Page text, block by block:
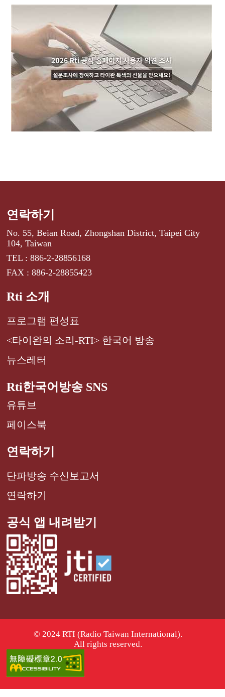
연락하기
No. 55, Beian Road, Zhongshan District, Taipei City
104, Taiwan
TEL : 886-2-28856168
FAX : 886-2-28855423
Rti 소개
프로그램 편성표
<타이완의 소리-RTI> 한국어 방송
뉴스레터
Rti한국어방송 SNS
유튜브
페이스북
연락하기
단파방송 수신보고서
연락하기
공식 앱 내려받기
© 2024 RTI (Radio Taiwan International).
All rights reserved.